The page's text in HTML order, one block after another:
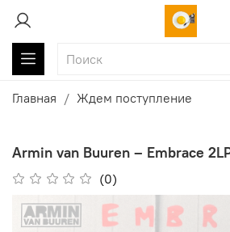
Главная Ждем поступление
Armin van Buuren ‎– Embrace
(0)